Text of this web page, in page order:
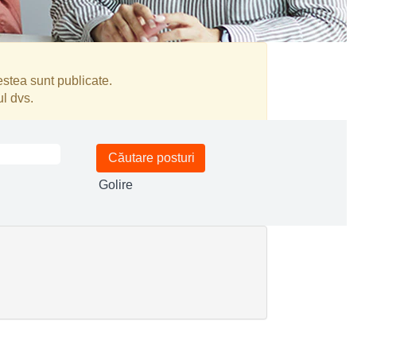
sunt publicate.
dvs.
Golire